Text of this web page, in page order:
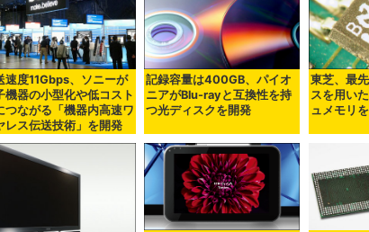
速度11Gbps、ソニーが
機器の小型化や低コスト
つながる「機器内高速ワ
レス伝送技術」を開発
記録容量は400GB、パイオ
ニアがBlu-rayと互換性を持
つ光ディスクを開発
東芝、最
スを用い
ュメモリ